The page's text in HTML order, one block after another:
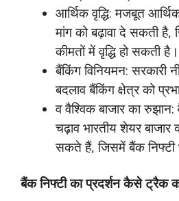
आर्थिक वृद्धि: मजबूत
मांग को बढ़ावा दे सकती
कीमतों में वृद्धि हो सकती है।
बैंकिंग विनियमन: सरकारी
बदलाव बैंकिंग क्षेत्र को
व वैश्विक बाजार का रुझान:
चढ़ाव भारतीय शेयर बाजार
सकते हैं, जिसमें बैंक निफ्टी
बैंक निफ्टी का प्रदर्शन कैसे ट्रैक